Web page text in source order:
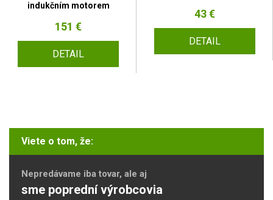
indukčním motorem
151 €
DETAIL
43 €
DETAIL
Viete o tom, že:
Nepredávame iba tovar, ale aj
sme poprední výrobcovia